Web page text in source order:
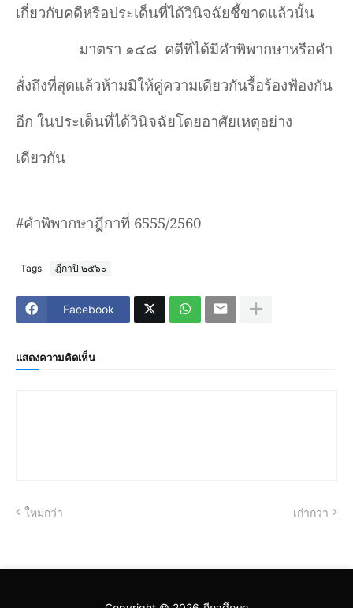
เกี่ยวกับคดีหรือประเด็นที่ได้วินิจฉัยชี้ขาดแล้วนั้น
มาตรา ๑๔๘ คดีที่ได้มีคำพิพากษาหรือคำ
สั่งถึงที่สุดแล้วห้ามมิให้คู่ความเดียวกันรื้อร้องฟ้องกัน
อีก ในประเด็นที่ได้วินิจฉัยโดยอาศัยเหตุอย่าง
เดียวกัน
#คำพิพากษาฎีกาที่ 6555/2560
Tags ฎีกาปี ๒๕๖๐
Facebook
แสดงความคิดเห็น
ใหม่กว่า เก่ากว่า